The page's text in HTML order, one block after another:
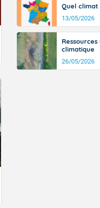
Quel
13/05/2026
climatique
26/05/2026